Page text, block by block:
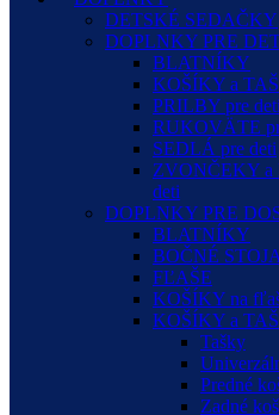
DETSKÉ SEDAČKY
DOPLNKY PRE
BLATNÍKY
KOŠÍKY a
PRILBY pre deti
RUKOVÄTE
SEDLÁ pre deti
ZVONČEKY
deti
DOPLNKY PRE
BLATNÍKY
BOČNÉ
FĽAŠE
KOŠÍKY na
KOŠÍKY a
Tašky
Predné
Zadné